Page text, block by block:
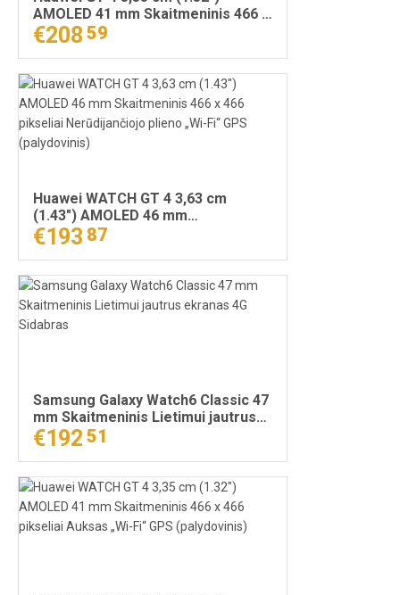
AMOLED 41 mm Skaitmeninis 466 x
466 pikseliai Auksas „Wi-Fi“ GPS
(palydovinis)
€208 59
Huawei WATCH GT 4 3,63 cm
(1.43") AMOLED 46 mm
Skaitmeninis 466 x 466 pikseliai
Nerūdijančiojo plieno „Wi-Fi“ GPS
(palydovinis)
€193 87
Samsung Galaxy Watch6 Classic 47
mm Skaitmeninis Lietimui jautrus
ekranas 4G Sidabras
€192 51